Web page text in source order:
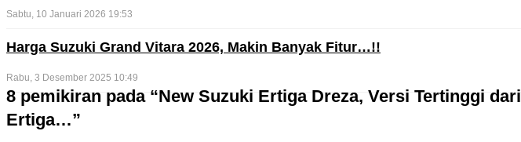
Sabtu, 10 Januari 2026 19:53
Harga Suzuki Grand Vitara 2026, Makin Banyak Fitur…!!
Rabu, 3 Desember 2025 10:49
8 pemikiran pada “New Suzuki Ertiga Dreza, Versi Tertinggi dari
Ertiga…”